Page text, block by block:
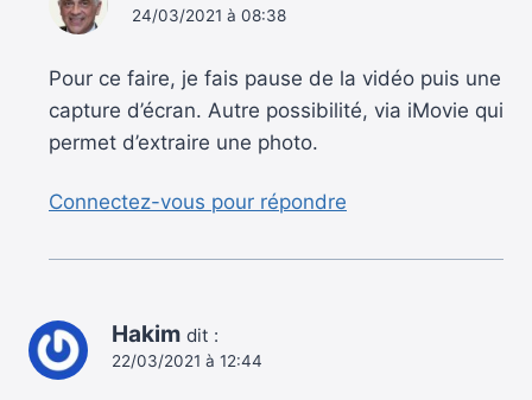
24/03/2021 à 08:38
Pour ce faire, je fais pause de la vidéo puis une
capture d’écran. Autre possibilité, via iMovie qui
permet d’extraire une photo.
Connectez-vous pour répondre
Hakim dit :
22/03/2021 à 12:44